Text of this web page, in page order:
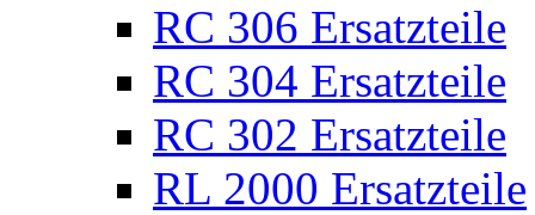
RC 306 Ersatzteile
RC 304 Ersatzteile
RC 302 Ersatzteile
RL 2000 Ersatzteile